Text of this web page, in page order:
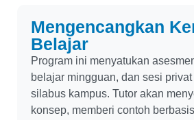
Mengencangkan
Belajar
Program ini menyatukan
belajar mingguan, dan sesi
silabus kampus. Tutor akan
konsep, memberi contoh